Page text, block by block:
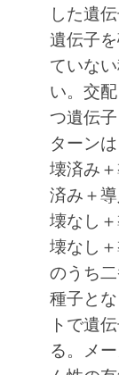
した遺
遺伝子
ていな
い。交
つ遺伝
ターン
壊済み
済み＋
壊なし
壊なし
のうち
種子と
トで遺
る。メ